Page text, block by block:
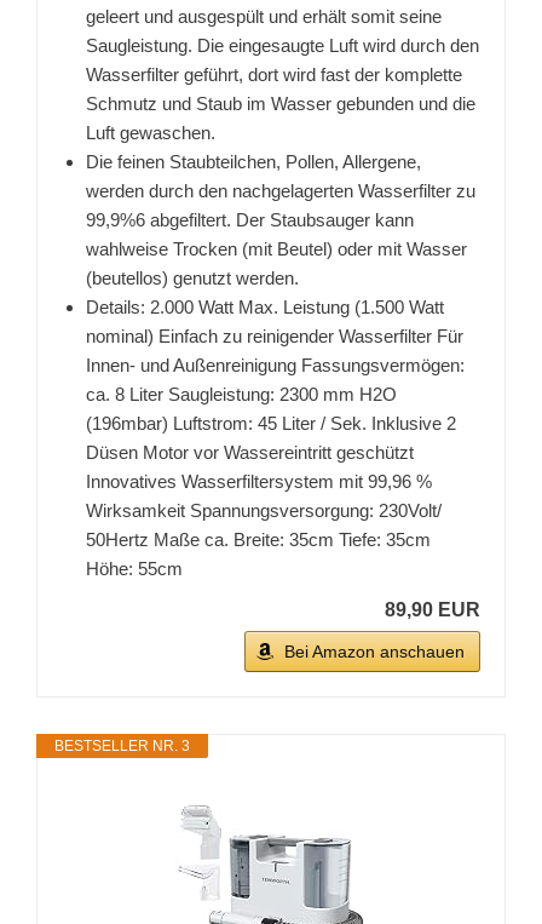
geleert und ausgespült und erhält somit seine
Saugleistung. Die eingesaugte Luft wird durch den
Wasserfilter geführt, dort wird fast der komplette
Schmutz und Staub im Wasser gebunden und die
Luft gewaschen.
Die feinen Staubteilchen, Pollen, Allergene,
werden durch den nachgelagerten Wasserfilter zu
99,9%6 abgefiltert. Der Staubsauger kann
wahlweise Trocken (mit Beutel) oder mit Wasser
(beutellos) genutzt werden.
Details: 2.000 Watt Max. Leistung (1.500 Watt
nominal) Einfach zu reinigender Wasserfilter Für
Innen- und Außenreinigung Fassungsvermögen:
ca. 8 Liter Saugleistung: 2300 mm H2O
(196mbar) Luftstrom: 45 Liter / Sek. Inklusive 2
Düsen Motor vor Wassereintritt geschützt
Innovatives Wasserfiltersystem mit 99,96 %
Wirksamkeit Spannungsversorgung: 230Volt/
50Hertz Maße ca. Breite: 35cm Tiefe: 35cm
Höhe: 55cm
89,90 EUR
Bei Amazon anschauen
BESTSELLER NR. 3